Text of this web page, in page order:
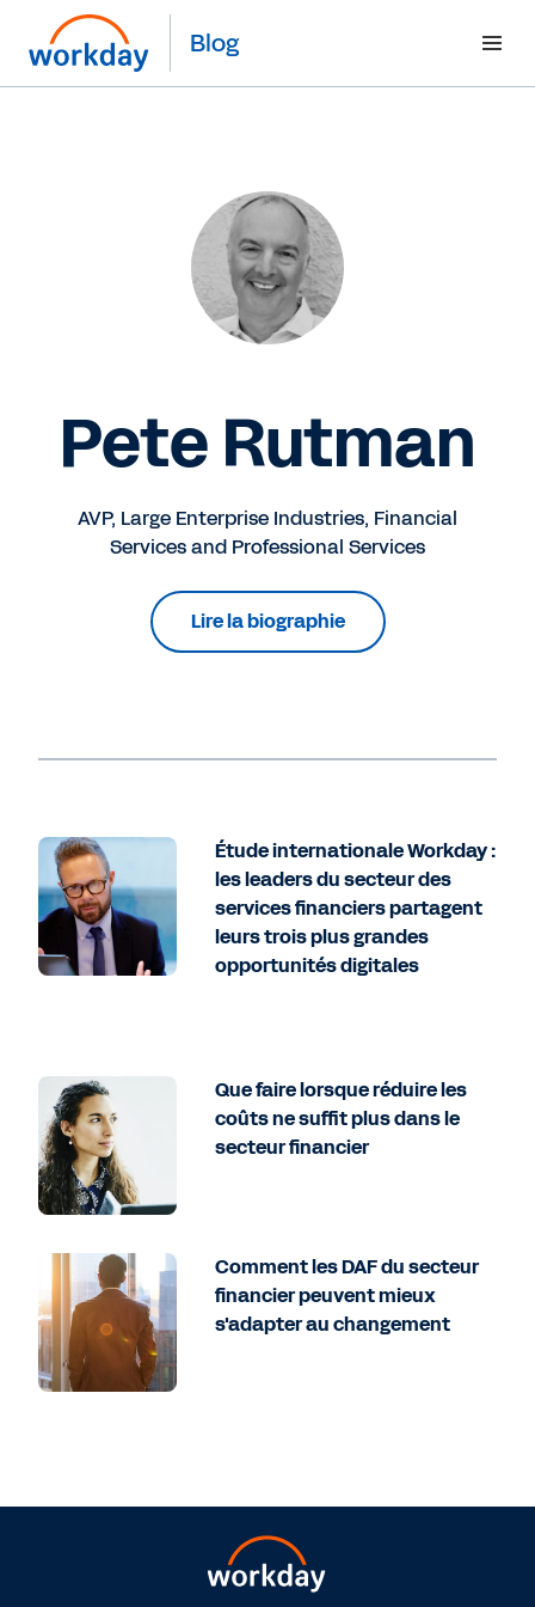
Blog
Pete Rutman
AVP, Large Enterprise Industries, Financial
Services and Professional Services
Lire la biographie
Étude internationale Workday :
les leaders du secteur des
services financiers partagent
leurs trois plus grandes
opportunités digitales
Que faire lorsque réduire les
coûts ne suffit plus dans le
secteur financier
Comment les DAF du secteur
financier peuvent mieux
s'adapter au changement